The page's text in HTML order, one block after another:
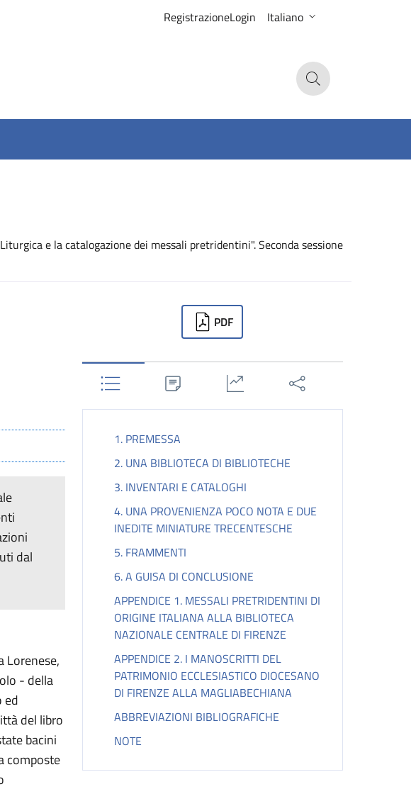
RegistrazioneLogin Italiano
e la catalogazione dei messali pretridentini". Seconda sessione
dal
Lorenese,
- della
ed
del libro
bacini
composte
PDF
1. PREMESSA
2. UNA BIBLIOTECA DI BIBLIOTECHE
3. INVENTARI E CATALOGHI
4. UNA PROVENIENZA POCO NOTA E DUE
INEDITE MINIATURE TRECENTESCHE
5. FRAMMENTI
6. A GUISA DI CONCLUSIONE
APPENDICE 1. MESSALI PRETRIDENTINI DI
ORIGINE ITALIANA ALLA BIBLIOTECA
NAZIONALE CENTRALE DI FIRENZE
APPENDICE 2. I MANOSCRITTI DEL
PATRIMONIO ECCLESIASTICO DIOCESANO
DI FIRENZE ALLA MAGLIABECHIANA
ABBREVIAZIONI BIBLIOGRAFICHE
NOTE